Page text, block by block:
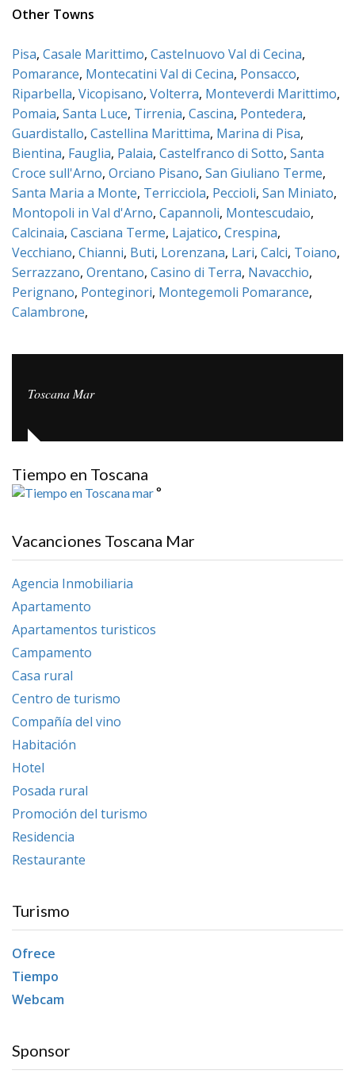
Other Towns
Pisa, Casale Marittimo, Castelnuovo Val di Cecina,
Pomarance, Montecatini Val di Cecina, Ponsacco,
Riparbella, Vicopisano, Volterra, Monteverdi Marittimo,
Pomaia, Santa Luce, Tirrenia, Cascina, Pontedera,
Guardistallo, Castellina Marittima, Marina di Pisa,
Bientina, Fauglia, Palaia, Castelfranco di Sotto, Santa
Croce sull'Arno, Orciano Pisano, San Giuliano Terme,
Santa Maria a Monte, Terricciola, Peccioli, San Miniato,
Montopoli in Val d'Arno, Capannoli, Montescudaio,
Calcinaia, Casciana Terme, Lajatico, Crespina,
Vecchiano, Chianni, Buti, Lorenzana, Lari, Calci, Toiano,
Serrazzano, Orentano, Casino di Terra, Navacchio,
Perignano, Ponteginori, Montegemoli Pomarance,
Calambrone,
Toscana Mar
Tiempo en Toscana
°
Vacanciones Toscana Mar
Agencia Inmobiliaria
Apartamento
Apartamentos turisticos
Campamento
Casa rural
Centro de turismo
Compañía del vino
Habitación
Hotel
Posada rural
Promoción del turismo
Residencia
Restaurante
Turismo
Ofrece
Tiempo
Webcam
Sponsor